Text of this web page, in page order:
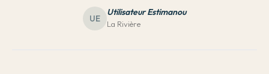
UE
Utilisateur Estimanou
La Rivière